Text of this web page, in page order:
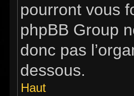
pourront vous
phpBB Group
donc pas
dessous.
Haut